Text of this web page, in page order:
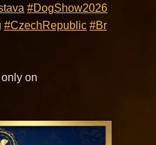
#DogShow2026
#CzechRepublic #Br
on